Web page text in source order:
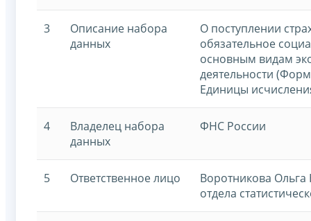
3
Описание набора
данных
О поступлении
обязательное
основным видам
деятельности
Единицы
4
Владелец набора
данных
ФНС России
5 Ответственное лицо
Воротникова
отдела